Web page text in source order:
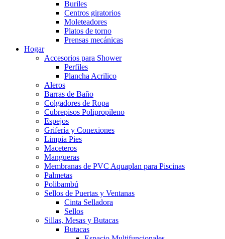
Buriles
Centros giratorios
Moleteadores
Platos de torno
Prensas mecánicas
Hogar
Accesorios para Shower
Perfiles
Plancha Acrilico
Aleros
Barras de Baño
Colgadores de Ropa
Cubrepisos Polipropileno
Espejos
Grifería y Conexiones
Limpia Pies
Maceteros
Mangueras
Membranas de PVC Aquaplan para Piscinas
Palmetas
Polibambú
Sellos de Puertas y Ventanas
Cinta Selladora
Sellos
Sillas, Mesas y Butacas
Butacas